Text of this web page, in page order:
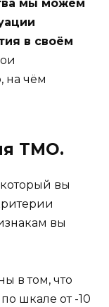
мы можем
в своём
на чём
ТМО.
вы
вы
в том, что
шкале от -10